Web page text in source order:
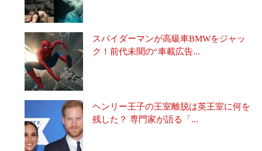
スパイダーマンが高級車BMWをジャッ
ク！前代未聞の“車載広告...
ヘンリー王子の王室離脱は英王室に何を
残した？ 専門家が語る「...